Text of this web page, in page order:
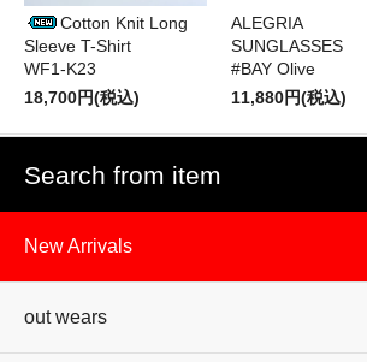
Cotton Knit Long
Sleeve T-Shirt
WF1-K23
18,700円(税込)
ALEGRIA
SUNGLASSES
#BAY Olive
11,880円(税込)
Search from item
New Arrivals
out wears